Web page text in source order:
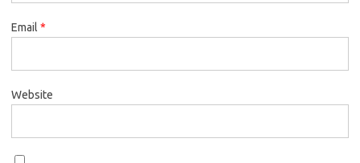
Email *
Website